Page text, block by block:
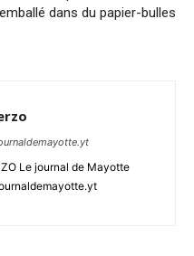
emballé dans du papier-bulles
Le journal de Mayotte